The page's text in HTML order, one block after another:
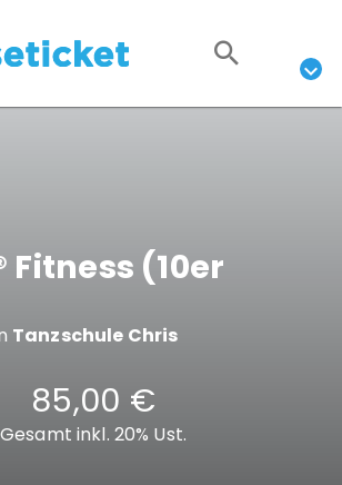
Fitness (10er
Tanzschule Chris
85,00 €
Gesamt inkl. 20% Ust.